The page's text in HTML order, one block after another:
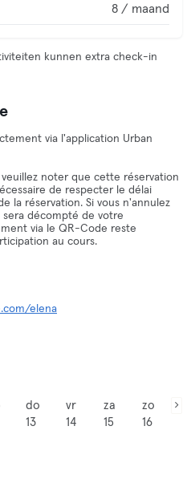
8 / maand
kunnen extra check-in
via l'application Urban
noter que cette réservation
de respecter le délai
la réservation. Si vous n'annulez
sera décompté de votre
via le QR-Code reste
au cours.
elena
do
13
vr
14
za
15
zo
16